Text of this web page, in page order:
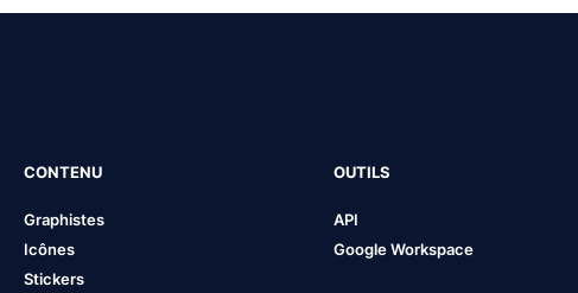
CONTENU
Graphistes
Icônes
Stickers
OUTILS
API
Google Workspace